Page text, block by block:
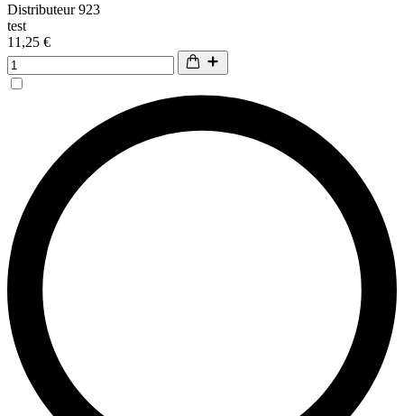
Distributeur 923
test
11,25 €